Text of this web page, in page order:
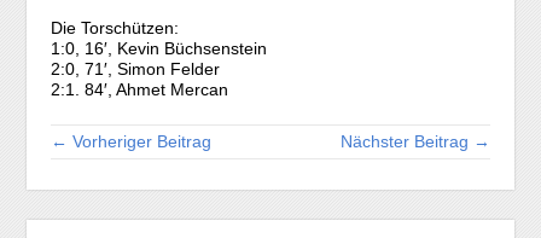
Die Torschützen:
1:0, 16′, Kevin Büchsenstein
2:0, 71′, Simon Felder
2:1. 84′, Ahmet Mercan
← Vorheriger Beitrag Nächster Beitrag →